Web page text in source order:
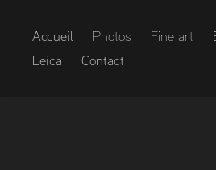
Accueil Photos Fine art
Leica
Contact